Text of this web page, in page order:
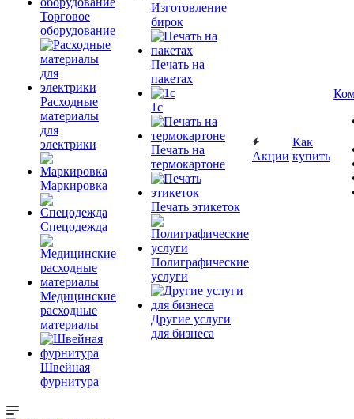
Торговое
оборудование
Расходные
материалы
для
электрики
Маркировка
Спецодежда
Медицинские
расходные
материалы
Швейная
фурнитура
Изготовление
бирок
Печать на
пакетах
1c
Печать на
термокартоне
Печать этикеток
Полиграфические
услуги
Другие услуги
для бизнеса
Акции
Как
купить